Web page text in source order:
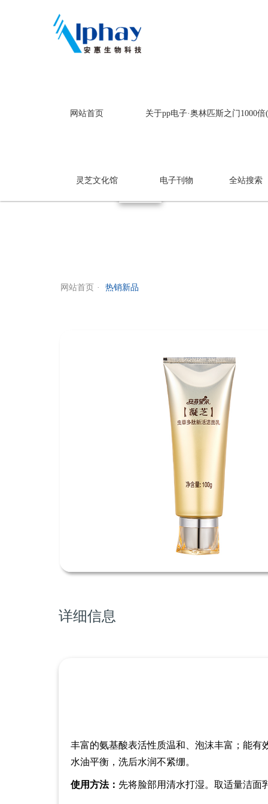
网站首页 关于pp电子·奥林匹斯之门1000
灵芝文化馆 电子刊物 全站搜索
网站首页 热销新品
详细信息
丰富的氨基酸表活性质温和、泡沫丰富 ； 能有
水油平衡，洗后水润不紧绷。
使用方法： 先将脸部用清水打湿。 取适量洁面